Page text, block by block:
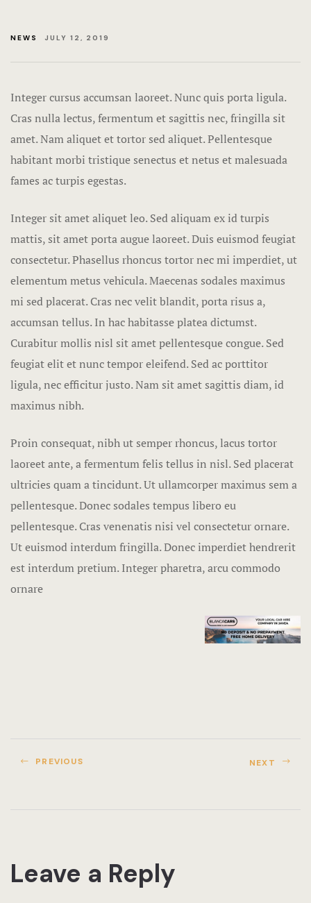
NEWS JULY 12, 2019
Integer cursus accumsan laoreet. Nunc quis porta ligula.
Cras nulla lectus, fermentum et sagittis nec, fringilla sit
amet.Nam aliquet et tortor sed aliquet. Pellentesque
habitant morbi tristique senectus et netus et malesuada
fames ac turpis egestas.
Integer sit amet aliquet leo. Sed aliquam ex id turpis
mattis, sit amet porta augue laoreet. Duis euismod feugiat
consectetur. Phasellus rhoncus tortor nec mi imperdiet, ut
elementum metus vehicula. Maecenas sodales maximus
mi sed placerat. Cras nec velit blandit, porta risus a,
accumsan tellus. In hac habitasse platea dictumst.
Curabitur mollis nisl sit amet pellentesque congue. Sed
feugiat elit et nunc tempor eleifend. Sed ac porttitor
ligula, nec efficitur justo. Nam sit amet sagittis diam, id
maximus nibh.
Proin consequat, nibh ut semper rhoncus, lacus tortor
laoreet ante, a fermentum felis tellus in nisl. Sed placerat
ultricies quam a tincidunt. Ut ullamcorper maximus sem a
pellentesque. Donec sodales tempus libero eu
pellentesque. Cras venenatis nisi vel consectetur ornare.
Ut euismod interdum fringilla. Donec imperdiet hendrerit
est interdum pretium. Integer pharetra, arcu commodo
ornare
PREVIOUS NEXT
Leave a Reply